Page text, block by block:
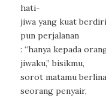
hati-
jiwa yang kuat
pun perjalanan
: “hanya kepada
jiwaku,” bisikmu,
sorot matamu
seorang penyair,